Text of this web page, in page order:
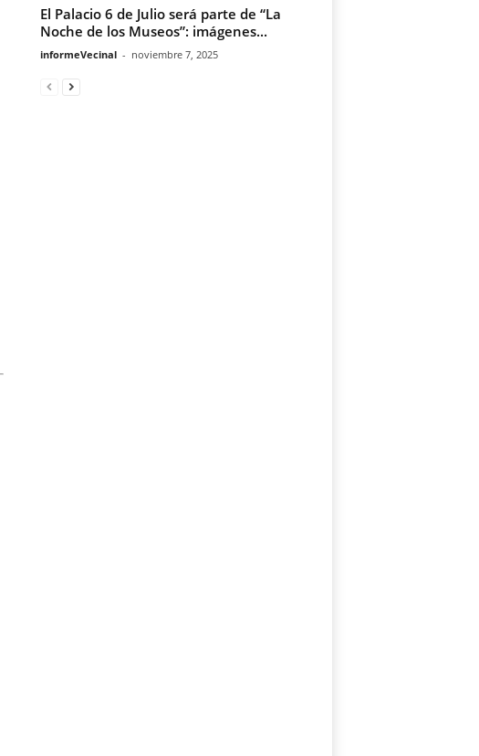
El Palacio 6 de Julio será parte de “La
Noche de los Museos”: imágenes...
informeVecinal - noviembre 7, 2025